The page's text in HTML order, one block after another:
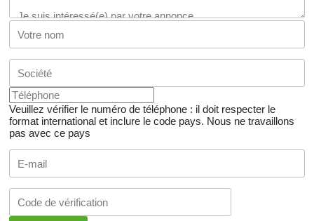
Veuillez vérifier le numéro de téléphone : il doit respecter le
format international et inclure le code pays. Nous ne travaillons
pas avec ce pays